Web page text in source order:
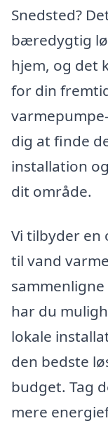
Snedsted?
bæredygtig
hjem, og det
for din
dig at finde
installation
dit område.
Vi tilbyder en
til vand
har du
lokale
den bedste
budget. Tag
mere